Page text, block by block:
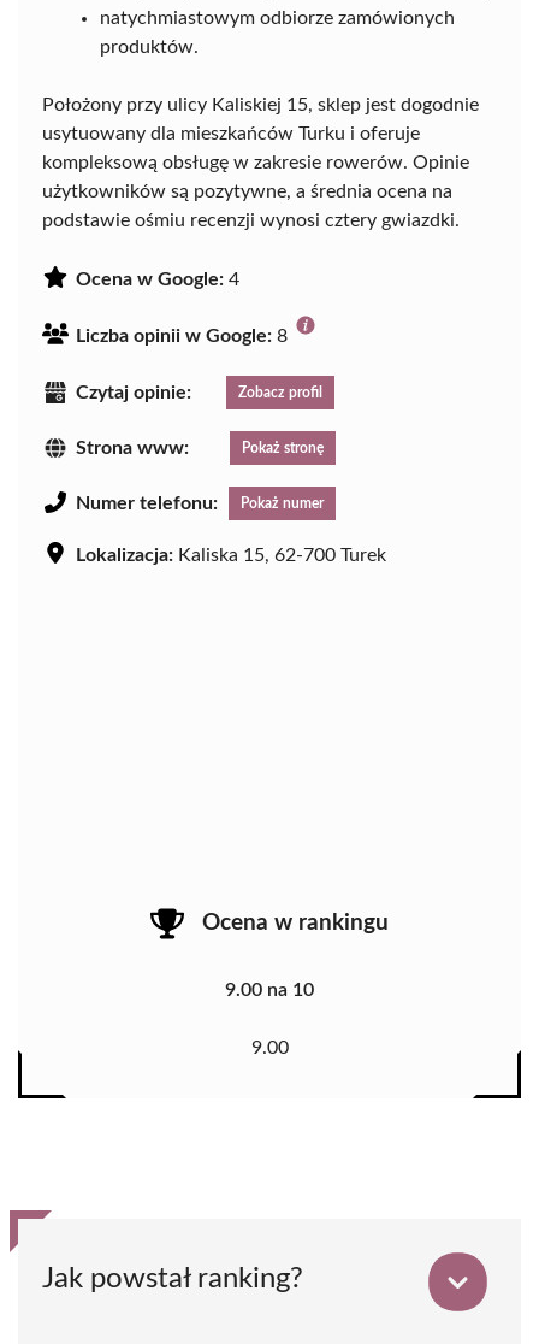
natychmiastowym odbiorze zamówionych
produktów.
Położony przy ulicy Kaliskiej 15, sklep jest dogodnie
usytuowany dla mieszkańców Turku i oferuje
kompleksową obsługę w zakresie rowerów. Opinie
użytkowników są pozytywne, a średnia ocena na
podstawie ośmiu recenzji wynosi cztery gwiazdki.
Ocena w Google: 4
Liczba opinii w Google: 8
Czytaj opinie: Zobacz profil
Strona www: Pokaż stronę
Numer telefonu: Pokaż numer
Lokalizacja: Kaliska 15, 62-700 Turek
Ocena w rankingu
9.00 na 10
9.00
Jak powstał ranking?